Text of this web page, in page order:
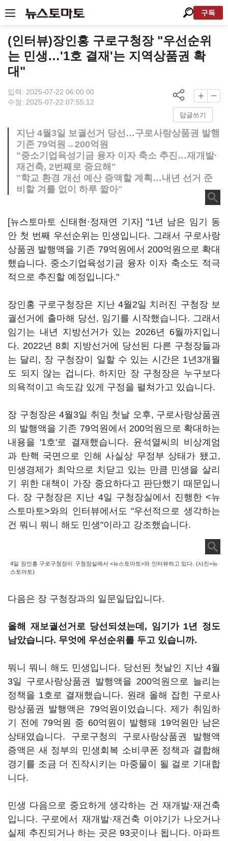
구독
(인터뷰)장인홍 구로구청장 "우선순위
는 민생…'1호 결재'는 지역상품권 확
대"
입력: 2025-07-22 06:00:00
수정: 2025-07-22 07:55:12
답글쓰기
지난 4월3일 보궐선거 당선…구로사랑상품권 발행
기존 79억원→200억원
"중소기업육성기금 융자 이자 축소 추진…재개발·
재건축, 2번째로 중요해"
"학교 환경 개선 예산 증액할 계획…내년 선거 준
비할 겨를 없이 하루 짧아"
[뉴스토마토 신태현·정재연 기자] "1년 남은 임기 동
안 첫 번째 우선순위는 민생입니다. 그래서 구로사랑
상품권 발행액을 기존 79억원에서 200억원으로 확대
했습니다. 중소기업육성기금 융자 이자 축소도 적극
적으로 추진할 예정입니다."
장인홍 구로구청장은 지난 4월2일 치러진 구청장 보
궐선거에 출마해 당선, 임기를 시작했습니다. 그래서
임기는 내년 지방선거가 있는 2026년 6월까지입니
다. 2022년 8회 지방선거에 당선된 다른 구청장들과
는 달리, 장 구청장이 일할 수 있는 시간은 1년3개월
도 되지 않는 겁니다. 하지만 장 구청장은 누구보다
의욕적이고 속도감 있게 구정을 펼쳐가고 있습니다.
장 구청장은 4월3일 취임 첫날 오후, 구로사랑상품권
의 발행액을 기존 79억원에서 200억원으로 확대하는
내용을 '1호'로 결재했습니다. 윤석열씨의 비상계엄
과 탄핵 국면으로 인해 사실상 무정부 상태가 됐고,
민생경제가 최악으로 치닫고 있는 만큼 민생을 살리
기 위한 대책이 가장 중요하다고 판단했기 때문입니
다. 장 구청장은 지난 4일 구청장실에서 진행한 <뉴
스토마토>와의 인터뷰에서도 "우선적으로 생각하는
건 뭐니 뭐니 해도 민생"이라고 강조했습니다.
4일 장인홍 구로구청장이 구청장실에서 <뉴스토마토>와 인터뷰하고 있다. (사진=뉴
스토마토)
다음은 장 구청장과의 일문일답입니다.
올해 재보궐선거로 당선되셨는데, 임기가 1년 정도
남았습니다. 무엇에 우선순위를 두고 있습니까.
뭐니 뭐니 해도 민생입니다. 당선된 첫날인 지난 4월
3일 구로사랑상품권 발행액을 200억원으로 늘리는
정책을 1호로 결재했습니다. 원래 올해 잡힌 구로사
랑상품권 발행액은 79억원이었습니다. 제가 취임하
기 전에 79억원 중 60억원이 발행돼 19억원만 남은
상태였습니다. 구로구청의 구로사랑상품권 발행액
증액은 새 정부의 민생회복 소비쿠폰 정책과 결합해
경기를 조금 더 진작시키는 마중물이 될 걸로 기대합
니다.
민생 다음으로 중요하게 생각하는 건 재개발·재건축
입니다. 구로에서 재개발·재건축 이야기가 나오거나
실제 추진되거나 하는 곳은 93곳이나 됩니다. 아파트